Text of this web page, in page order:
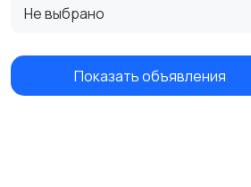
Не выбрано
Показать объявления